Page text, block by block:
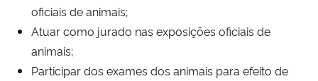
Secretaria de Governo
Gabinete de Segurança Institucional
oficiais de animais;
Atuar como jurado nas exposições oficiais de
animais;
Participar dos exames dos animais para efeito de